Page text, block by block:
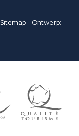
Sitemap- Ontwerp: